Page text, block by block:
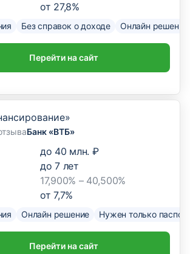
от 27,8%
Без справок о доходе Онлайн решение
Перейти на сайт
Банк «ВТБ»
до 40 млн. ₽
до7лет
17,900% – 40,500%
от7,7%
Онлайн решение Нужен только
Перейти на сайт